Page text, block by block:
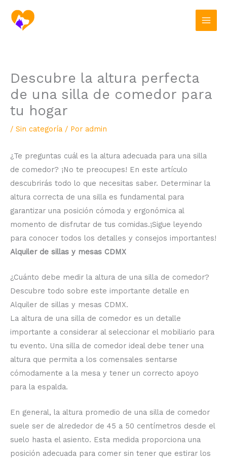
contenido
Descubre la altura perfecta
de una silla de comedor para
tu hogar
/ Sin categoría / Por admin
¿Te preguntas cuál es la altura adecuada para una silla
de comedor? ¡No te preocupes! En este artículo
descubrirás todo lo que necesitas saber. Determinar la
altura correcta de una silla es fundamental para
garantizar una posición cómoda y ergonómica al
momento de disfrutar de tus comidas.¡Sigue leyendo
para conocer todos los detalles y consejos importantes!
Alquiler de sillas y mesas CDMX
¿Cuánto debe medir la altura de una silla de comedor?
Descubre todo sobre este importante detalle en
Alquiler de sillas y mesas CDMX.
La altura de una silla de comedor es un detalle
importante a considerar al seleccionar el mobiliario para
tu evento. Una silla de comedor ideal debe tener una
altura que permita a los comensales sentarse
cómodamente a la mesa y tener un correcto apoyo
para la espalda.
En general, la altura promedio de una silla de comedor
suele ser de alrededor de 45 a 50 centímetros desde el
suelo hasta el asiento. Esta medida proporciona una
posición adecuada para comer sin tener que estirar los